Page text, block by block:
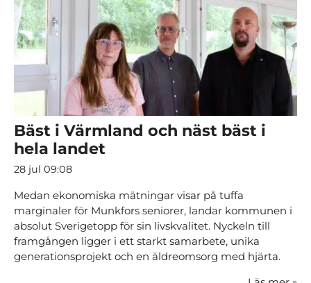
Bäst i Värmland och näst bäst i
hela landet
28 jul 09:08
Medan ekonomiska mätningar visar på tuffa
marginaler för Munkfors seniorer, landar kommunen i
absolut Sverigetopp för sin livskvalitet. Nyckeln till
framgången ligger i ett starkt samarbete, unika
generationsprojekt och en äldreomsorg med hjärta.